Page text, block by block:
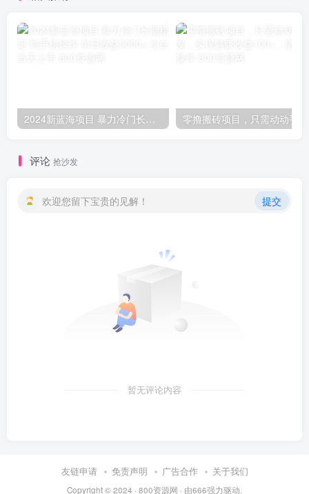
2024新蓝海项目 暴力冷门长期稳定 纯手机操作 单日收益3000+ 小白当天上手
评论 抢沙发
欢迎您留下宝贵的见解！ 提交
暂无评论内容
友链申请 免责声明 广告合作 关于我们
Copyright © 2024 · 800资源网 · 由666强力驱动.